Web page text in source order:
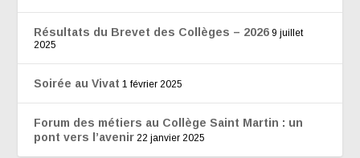
Résultats du Brevet des Collèges – 2026 9 juillet
2025
Soirée au Vivat 1 février 2025
Forum des métiers au Collège Saint Martin : un
pont vers l’avenir 22 janvier 2025